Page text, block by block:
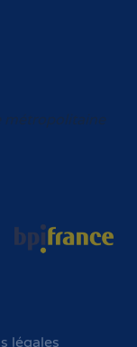
métropolitaine
légales